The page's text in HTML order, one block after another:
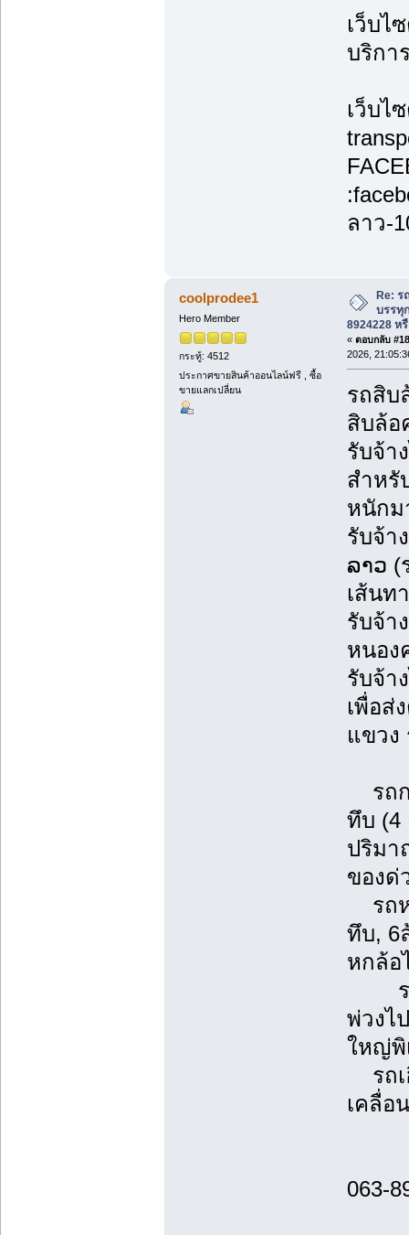
เว็บไ
บริกา
เว็บไ
ลาว-
coolprodee1
Hero Member
กระทู้: 4512
ประกาศขายสินค้าออนไลน์ฟรี , ซื้อ
ขายแลกเปลี่ยน
Re: ร
บรรทุ
8924228 ห
« ตอบกลับ
2026,
รถสิบ
สิบล้อ
รับจ้า
สำหรั
หนักม
รับจ้า
ລາວ (
เส้นท
รับจ้า
หนอง
รับจ้า
เพื่อส่
แขวง
รถก
ทึบ (4
ปริมา
ของด่
รถห
ทึบ, 6
หกล้อ
รถพ่
พ่วงไ
ใหญ่พิ
รถเ
เคลื่อ
063-